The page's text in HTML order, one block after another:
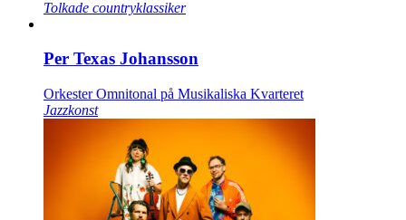
Tolkade countryklassiker
Per Texas Johansson
Orkester Omnitonal på Musikaliska Kvarteret
Jazzkonst